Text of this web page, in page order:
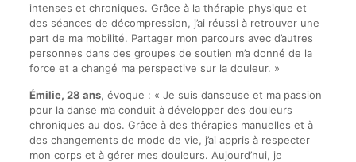
intenses et chroniques. Grâce à la thérapie physique et
des séances de décompression, j’ai réussi à retrouver une
part de ma mobilité. Partager mon parcours avec d’autres
personnes dans des groupes de soutien m’a donné de la
force et a changé ma perspective sur la douleur. »
Émilie, 28 ans, évoque : « Je suis danseuse et ma passion
pour la danse m’a conduit à développer des douleurs
chroniques au dos. Grâce à des thérapies manuelles et à
des changements de mode de vie, j’ai appris à respecter
mon corps et à gérer mes douleurs. Aujourd’hui, je